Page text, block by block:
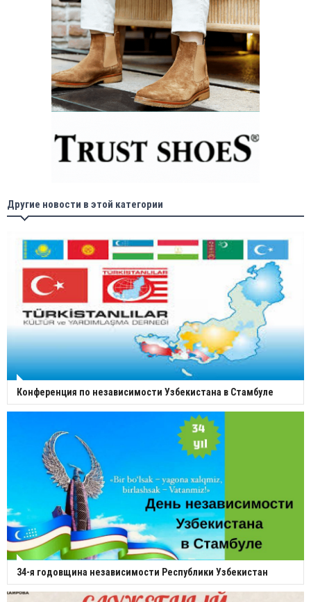
Другие новости в этой категории
Конференция по независимости Узбекистана в Стамбуле
34-я годовщина независимости Республики Узбекистан